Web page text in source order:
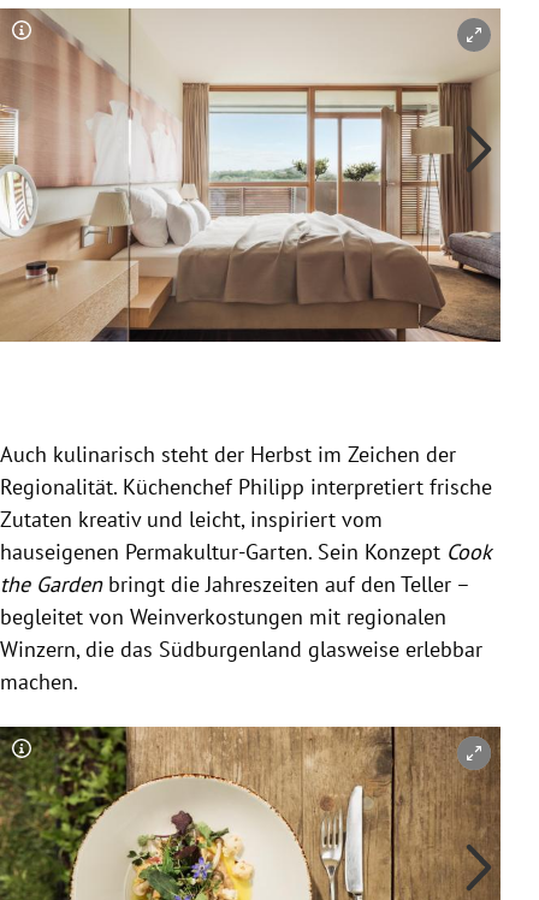
Copyright-Hinweis öffnen/schließen
Auch kulinarisch steht der Herbst im Zeichen der
Regionalität. Küchenchef Philipp interpretiert frische
Zutaten kreativ und leicht, inspiriert vom
hauseigenen Permakultur-Garten. Sein Konzept Cook
the Gardenbringt die Jahreszeiten auf den Teller –
begleitet von Weinverkostungen mit regionalen
Winzern, die das Südburgenland glasweise erlebbar
machen.
Copyright-Hinweis öffnen/schließen